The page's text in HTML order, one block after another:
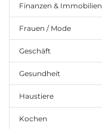
Finanzen & Immobilien
Frauen / Mode
Geschäft
Gesundheit
Haustiere
Kochen